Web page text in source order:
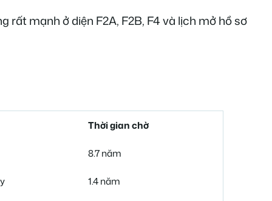
mạnh ở diện F2A, F2B, F4 và lịch mở hồ sơ
Thời gian chờ
8.7 năm
1.4 năm